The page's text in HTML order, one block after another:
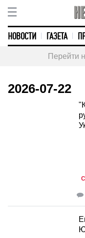
НОВОСТИ ГАЗЕТА
Перейти
2026-07-22